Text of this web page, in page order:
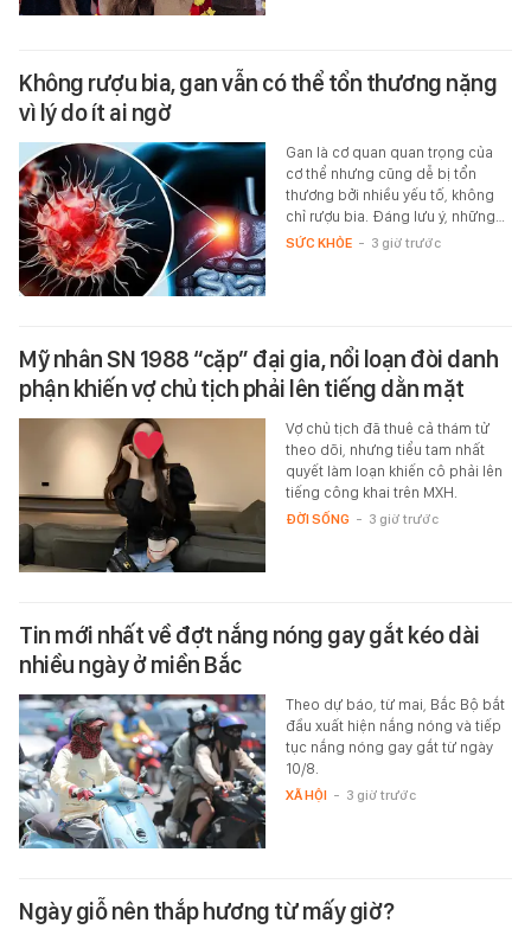
Không rượu bia, gan vẫn có thể tổn thương nặng
vì lý do ít ai ngờ
Gan là cơ quan quan trọng của
cơ thể nhưng cũng dễ bị tổn
thương bởi nhiều yếu tố, không
chỉ rượu bia. Đáng lưu ý, những…
SỨC KHỎE - 3 giờ trước
Mỹ nhân SN 1988 “cặp” đại gia, nổi loạn đòi danh
phận khiến vợ chủ tịch phải lên tiếng dằn mặt
Vợ chủ tịch đã thuê cả thám tử
theo dõi, nhưng tiểu tam nhất
quyết làm loạn khiến cô phải lên
tiếng công khai trên MXH.
ĐỜI SỐNG - 3 giờ trước
Tin mới nhất về đợt nắng nóng gay gắt kéo dài
nhiều ngày ở miền Bắc
Theo dự báo, từ mai, Bắc Bộ bắt
đầu xuất hiện nắng nóng và tiếp
tục nắng nóng gay gắt từ ngày
10/8.
XÃ HỘI - 3 giờ trước
Ngày giỗ nên thắp hương từ mấy giờ?